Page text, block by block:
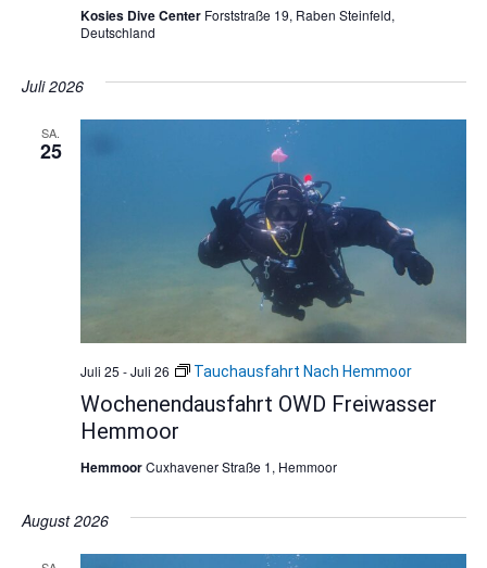
Kosies Dive Center Forststraße 19, Raben Steinfeld,
Deutschland
Juli 2026
SA.
25
Wochenendausfahrt OWD Freiwasser
Hemmoor
Juli 25 -Juli 26 Tauchausfahrt Nach Hemmoor
HemmoorCuxhavener Straße 1, Hemmoor
August 2026